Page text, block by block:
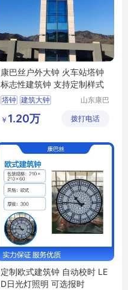
康巴丝户外大钟 火车站塔钟
标志性建筑钟 支持定制样式
塔钟 建筑大钟
电波钟
山东康巴
限公司
￥ 1.20万 拨打电话
定制欧式建筑钟 自动校时 LE
D日光灯照明 可选报时